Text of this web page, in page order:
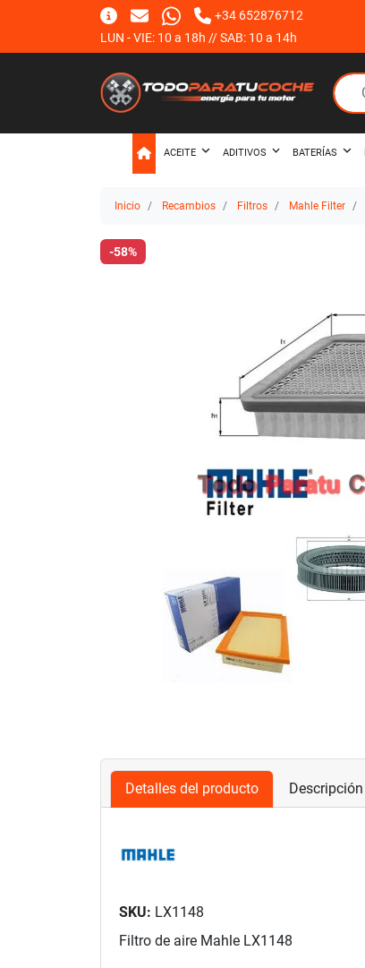
+34 652876712
LUN - VIE: 10 a 18h // SAB: 10 a 14h
ACEITE ADITIVOS BATERÍAS
Inicio Recambios Filtros Mahle Filter
-58%
Detalles del producto Descripción
SKU: LX1148
Filtro de aire Mahle LX1148